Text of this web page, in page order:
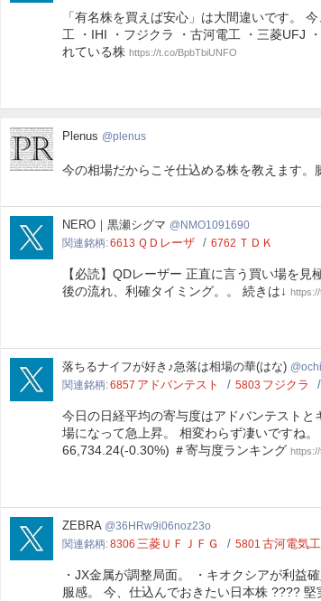
「有名株を買えば安心」は大間違いです。
工 ・IHI ・フジクラ ・古河電工 ・三菱UFJ
れている株 https://t.co/BpbTbiUNFO
Plenus
Plenus plenus
今の相場だからこそ仕込める株を教えます。
NMO1091690
NERO｜黒瀬シグマ NMO1091690
関連銘柄 6613 ＱＤレーザ 6762 ＴＤＫ
【必読】QDレーザー 正直に言う買い場を
後の流れ、利確タイミング。。 続きは↓
ochiru_knife
落ちるナイフが好き♪急落は相場の華(はな)
関連銘柄 6857 アドバンテスト 5803 フジクラ
今日の日経平均の寄与度はアドバンテスト
場になって急上昇。 相変わらず凄いですね
66,734.24(-0.30%) ＃寄与度ランキング
36HRw9i06noz23o
ZEBRA 36HRw9i06noz23o
関連銘柄 8306 三菱ＵＦＪＦＧ 5801 古河電気
・JX金属が調整局面。 ・キオクシアが利益
服感。 今、仕込んでおきたい日本株 ????